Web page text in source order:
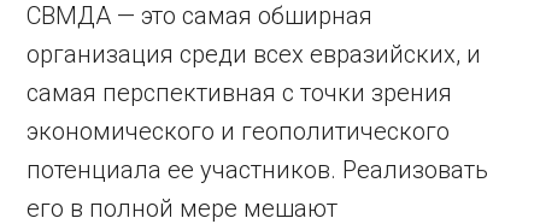
СВМДА — это самая обширная
организация среди всех евразийских, и
самая перспективная с точки зрения
экономического и геополитического
потенциала ее участников. Реализовать
его в полной мере мешают